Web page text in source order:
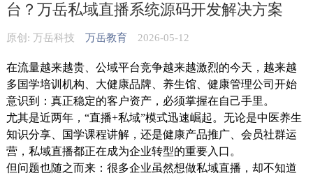
台？万岳私域直播系统源码开发解决方案
原创: 万岳科技 万岳教育2026-05-12
在流量越来越贵、公域平台竞争越来越激烈的今天，越来越
多国学培训机构、大健康品牌、养生馆、健康管理公司开始
意识到：真正稳定的客户资产，必须掌握在自己手里。
尤其是近两年，“直播+私域”模式迅速崛起。无论是中医养生
知识分享、国学课程讲解，还是健康产品推广、会员社群运
营，私域直播都正在成为企业转型的重要入口。
但问题也随之而来：很多企业虽然想做私域直播，却不知道